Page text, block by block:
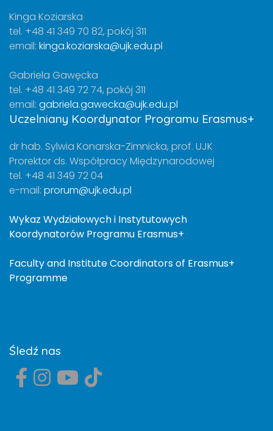
Kinga Koziarska
tel. +48 41 349 70 82, pokój 311
email: kinga.koziarska@ujk.edu.pl
Gabriela Gawęcka
tel. +48 41 349 72 74, pokój 311
email: gabriela.gawecka@ujk.edu.pl
Uczelniany Koordynator Programu Erasmus+
dr hab. Sylwia Konarska-Zimnicka, prof. UJK
Prorektor ds. Współpracy Międzynarodowej
tel. +48 41 349 72 04
e-mail: prorum@ujk.edu.pl
Wykaz Wydziałowych i Instytutowych
Koordynatorów Programu Erasmus+
Faculty and Institute Coordinators of Erasmus+
Programme
Śledź nas